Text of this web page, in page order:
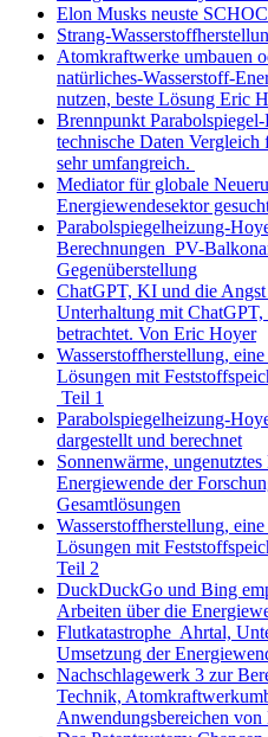
Elon Musks neuste
Strang-
Atomkraftwerke umbauen
natürliches-Wasserstoff-
nutzen, beste Lösung Eric
Brennpunkt
technische Daten
sehr umfangreich.
Mediator für globale
Energiewendesektor
Parabolspiegelheizung-
Berechnungen PV-
Gegenüberstellung
ChatGPT, KI und die
Unterhaltung mit
betrachtet. Von Eric Hoyer
Wasserstoffherstellung,
Lösungen mit
Teil 1
Parabolspiegelheizung-
dargestellt und berechnet
Sonnenwärme,
Energiewende der
Gesamtlösungen
Wasserstoffherstellung,
Lösungen mit
Teil 2
DuckDuckGo und Bing
Arbeiten über die
Flutkatastrophe Ahrtal,
Umsetzung der
Nachschlagewerk 3 zur
Technik,
Anwendungsbereichen